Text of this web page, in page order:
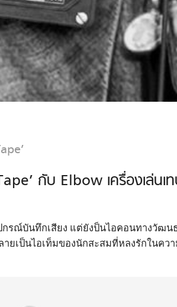
กับ Elbow เครื่องเล่น
ปกรณ์บันทึกเสียง แต่ยังป็นไอคอนทางวัฒน
เป็นไอเท็มของนักสะสมที่หลงรักในคว